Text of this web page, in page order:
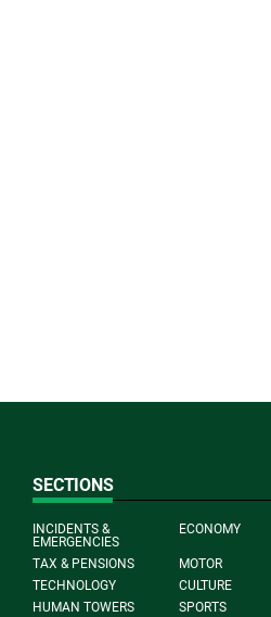
SECTIONS
INCIDENTS &
EMERGENCIES
ECONOMY
TAX & PENSIONS
MOTOR
TECHNOLOGY
CULTURE
HUMAN TOWERS
SPORTS